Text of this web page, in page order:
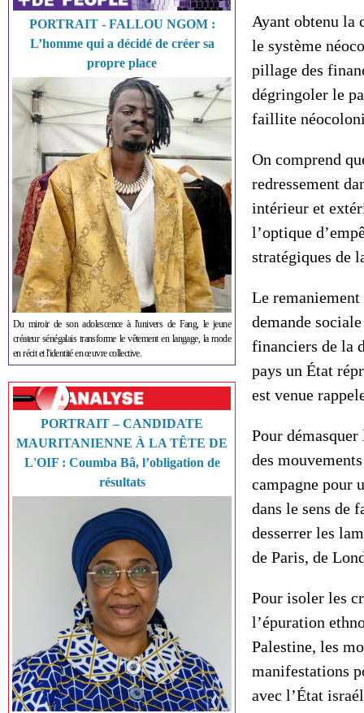
PORTRAIT - FALLOU NGOM :
L’homme qui a décidé de créer sa
propre place
Du miroir de son adolescence à l'univers de Fang, le jeune
créateur sénégalais transforme le vêtement en langage, la mode
en récit et l'identité en œuvre collective.
PORTRAIT – CANDIDATE
MAURITANIENNE À LA TÊTE DE
L'OIF : Coumba Bâ, l’obligation de
résultats
Ayant obtenu la
le système
pillage des
dégringoler le
faillite
On comprend
redressement
intérieur et
l’optique
stratégiques de
Le
demande
financiers de la
pays un État
est venue
Pour
des
campagne pour
dans le sens de
desserrer les
de Paris, de
Pour isoler les
l’épuration
Palestine, les
manifestations
avec l’État